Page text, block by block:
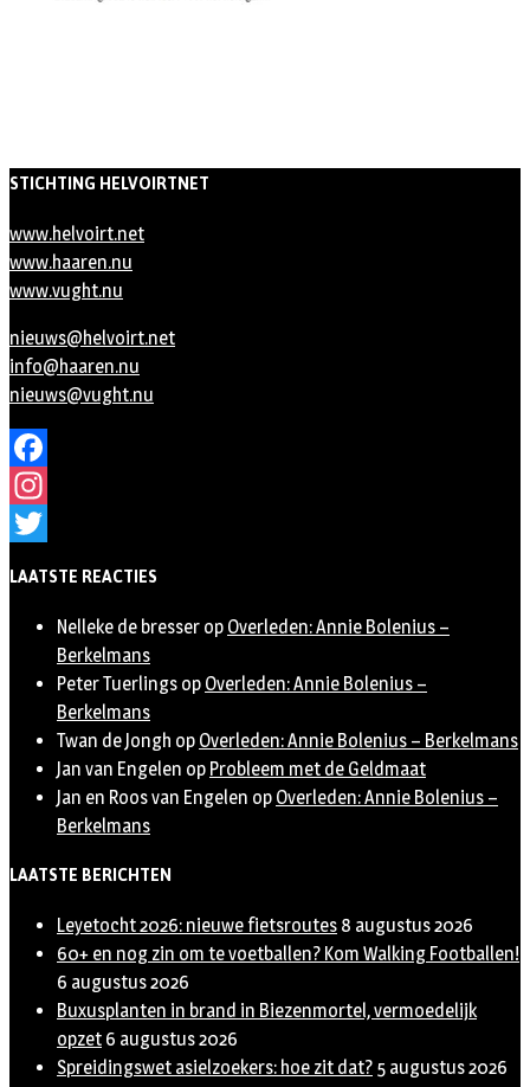
STICHTING HELVOIRTNET
www.helvoirt.net
www.haaren.nu
www.vught.nu
nieuws@helvoirt.net
info@haaren.nu
nieuws@vught.nu
Facebook
Instagram
LAATSTE REACTIES
Nelleke de bresser op Overleden: Annie Bolenius –
Berkelmans
Peter Tuerlings op Overleden: Annie Bolenius –
Berkelmans
Twan de Jongh op Overleden: Annie Bolenius – Berkelmans
Jan van Engelen op Probleem met de Geldmaat
Jan en Roos van Engelen op Overleden: Annie Bolenius –
Berkelmans
LAATSTE BERICHTEN
Leyetocht 2026: nieuwe fietsroutes 8 augustus 2026
60+ en nog zin om te voetballen? Kom Walking Footballen!
6 augustus 2026
Buxusplanten in brand in Biezenmortel, vermoedelijk
opzet 6 augustus 2026
Spreidingswet asielzoekers: hoe zit dat? 5 augustus 2026